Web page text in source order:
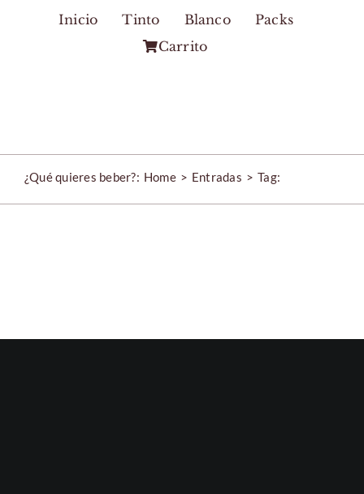
Inicio Tinto Blanco
Packs
Carrito
¿Qué quieres beber?: Home Entradas Tag: